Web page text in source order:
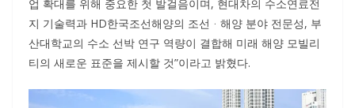
업 확대를 위해 중요한 첫 발걸음이며, 현대차의 수소연료전
지 기술력과 HD한국조선해양의 조선ᆞ해양 분야 전문성, 부
산대학교의 수소 선박 연구 역량이 결합해 미래 해양 모빌리
티의 새로운 표준을 제시할 것”이라고 밝혔다.